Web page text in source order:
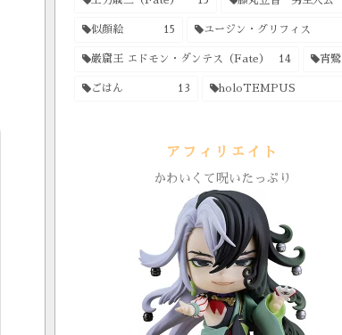
似顔絵 15 ユージン・グリフィス
巌窟王 エドモン・ダンテス（Fate） 14 宵鷺
ごはん 13 holoTEMPUS
アフィリエイト
かわいくて呪いたっぷり